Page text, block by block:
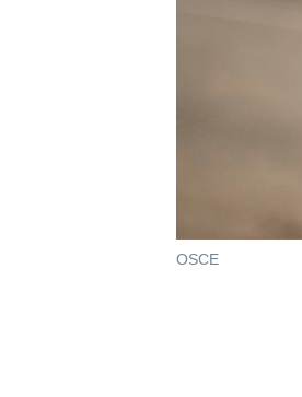
OSCE